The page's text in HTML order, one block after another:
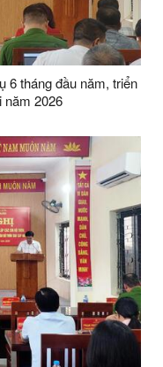
6 tháng đầu năm, triển
năm 2026